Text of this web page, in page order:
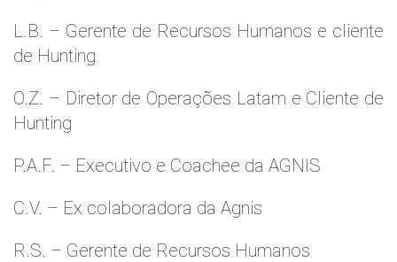
L.B. – Gerente de Recursos Humanos e cliente
de Hunting
O.Z. – Diretor de Operações Latam e Cliente de
Hunting
P.A.F. – Executivo e Coachee da AGNIS
C.V. – Ex colaboradora da Agnis
R.S. – Gerente de Recursos Humanos